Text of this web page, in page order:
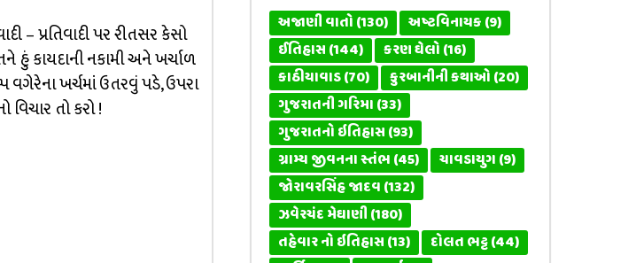
– પ્રતિવાદી પર રીતસર કેસો
હું કાયદાની નકામી અને ખર્ચાળ
વગેરેના ખર્ચમાં ઉતરવું પડે, ઉપરા
તો કરો !
અજાણી વાતો(130) અષ્ટવિનાયક(9)
ઈતિહાસ(144) કરણ ઘેલો(16)
કાઠીયાવાડ(70) કુરબાનીની કથાઓ(20)
ગુજરાતની ગરિમા(33)
ગુજરાતનો ઇતિહાસ(93)
ગ્રામ્ય જીવનના સ્તંભ(45) ચાવડાયુગ(9)
જોરાવરસિંહ જાદવ(132)
ઝવેરચંદ મેઘાણી(180)
તહેવાર નો ઇતિહાસ(13) દોલત ભટ્ટ(44)